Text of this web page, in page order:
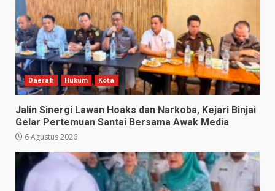
Daerah Hukum Kota
Jalin Sinergi Lawan Hoaks dan Narkoba, Kejari Binjai
Gelar Pertemuan Santai Bersama Awak Media
6 Agustus 2026